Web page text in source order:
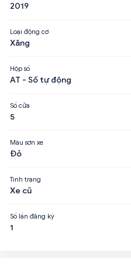
2019
Loại động cơ
Xăng
Hộp số
AT - Số tự động
Số cửa
5
Màu sơn xe
Đỏ
Tình trạng
Xe cũ
Số lần đăng ký
1